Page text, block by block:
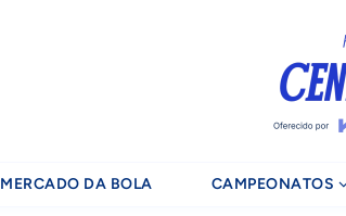
MERCADO DA BOLA CAMPEONATOS